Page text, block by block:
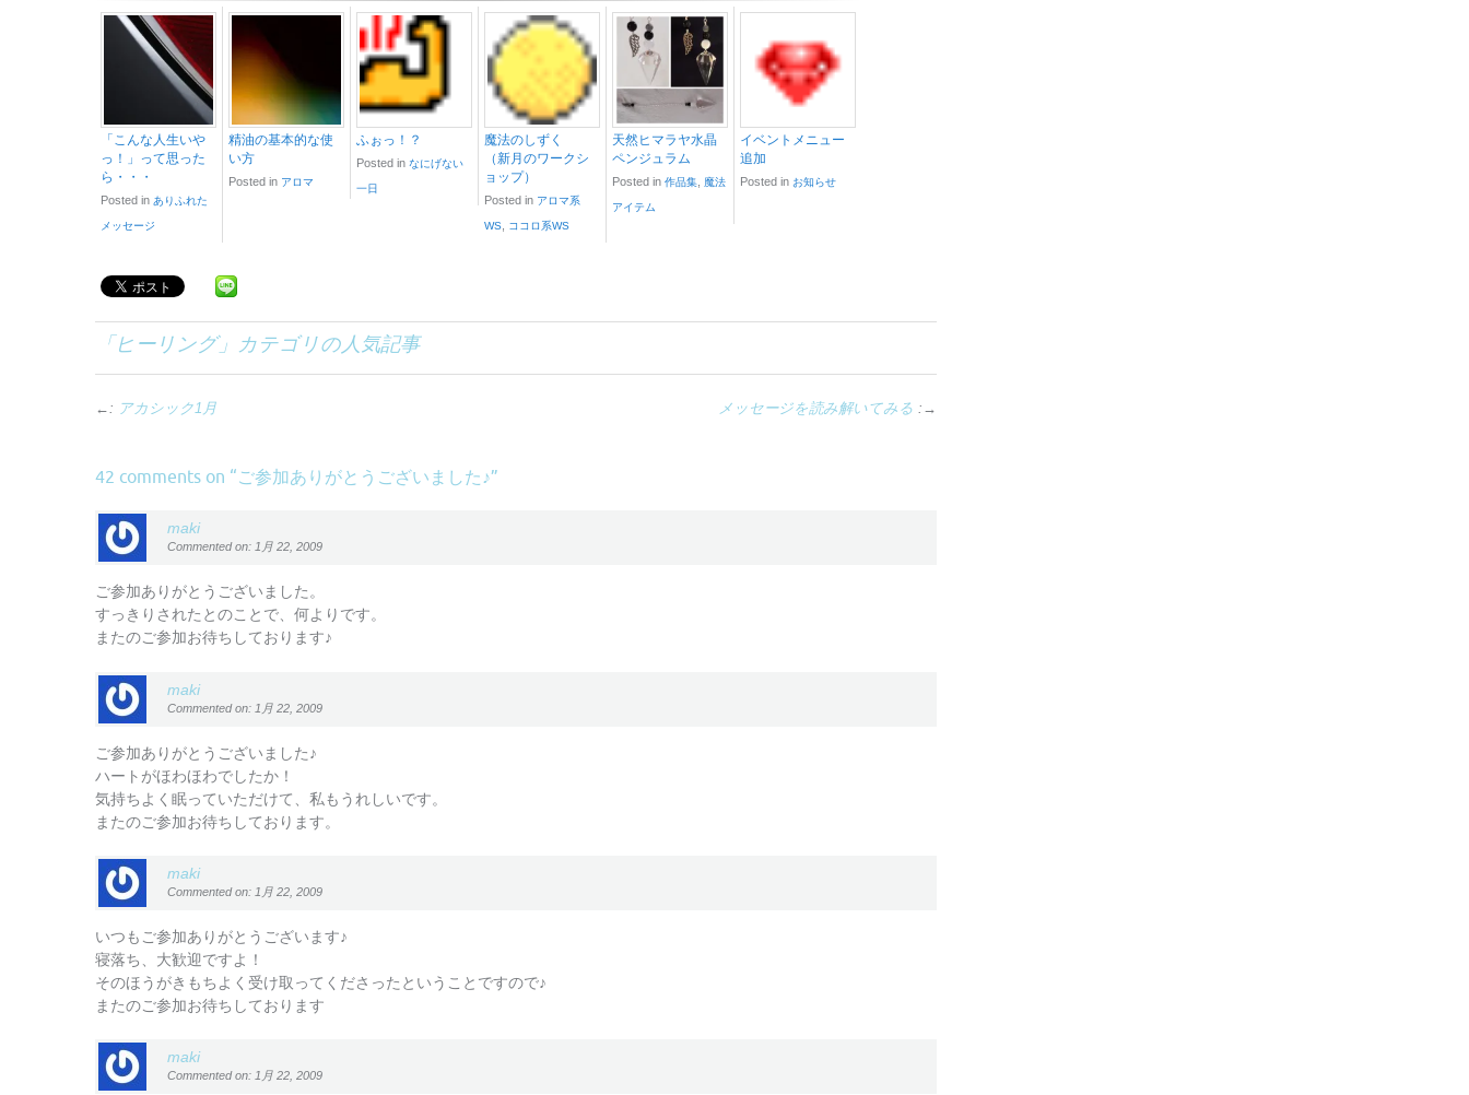
「こんな人生いや
っ！」って思った
ら・・・
Posted in ありふれた
メッセージ
精油の基本的な使
い方
Posted in アロマ
ふぉっ！？
Posted in なにげない
一日
魔法のしずく
（新月のワークシ
ョップ）
Posted in アロマ系
WS, ココロ系WS
天然ヒマラヤ水晶
ペンジュラム
Posted in 作品集, 魔法
アイテム
イベントメニュー
追加
Posted in お知らせ
「ヒーリング」カテゴリの人気記事
←: アカシック1月 メッセージを読み解いてみる :→
42 comments on “ご参加ありがとうございました♪”
maki
Commented on: 1月 22, 2009
ご参加ありがとうございました。
すっきりされたとのことで、何よりです。
またのご参加お待ちしております♪
maki
Commented on: 1月 22, 2009
ご参加ありがとうございました♪
ハートがほわほわでしたか！
気持ちよく眠っていただけて、私もうれしいです。
またのご参加お待ちしております。
maki
Commented on: 1月 22, 2009
いつもご参加ありがとうございます♪
寝落ち、大歓迎ですよ！
そのほうがきもちよく受け取ってくださったということですので♪
またのご参加お待ちしております
maki
Commented on: 1月 22, 2009